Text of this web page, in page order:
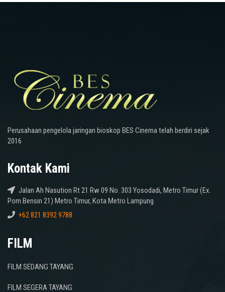
Perusahaan pengelola jaringan bioskop BES Cinema telah berdiri sejak
2016
Kontak Kami
Jalan Ah Nasution Rt 21 Rw 09 No. 303 Yosodadi, Metro Timur (Ex.
Pom Bensin 21) Metro Timur, Kota Metro Lampung
+62 821 8392 9788
FILM
FILM SEDANG TAYANG
FILM SEGERA TAYANG